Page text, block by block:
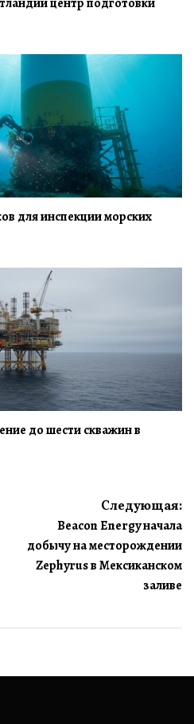
для инспекции морских
до шести скважин в
Следующая:
Beacon Energy начала
добычу на месторождении
Zephyrus в Мексиканском
заливе